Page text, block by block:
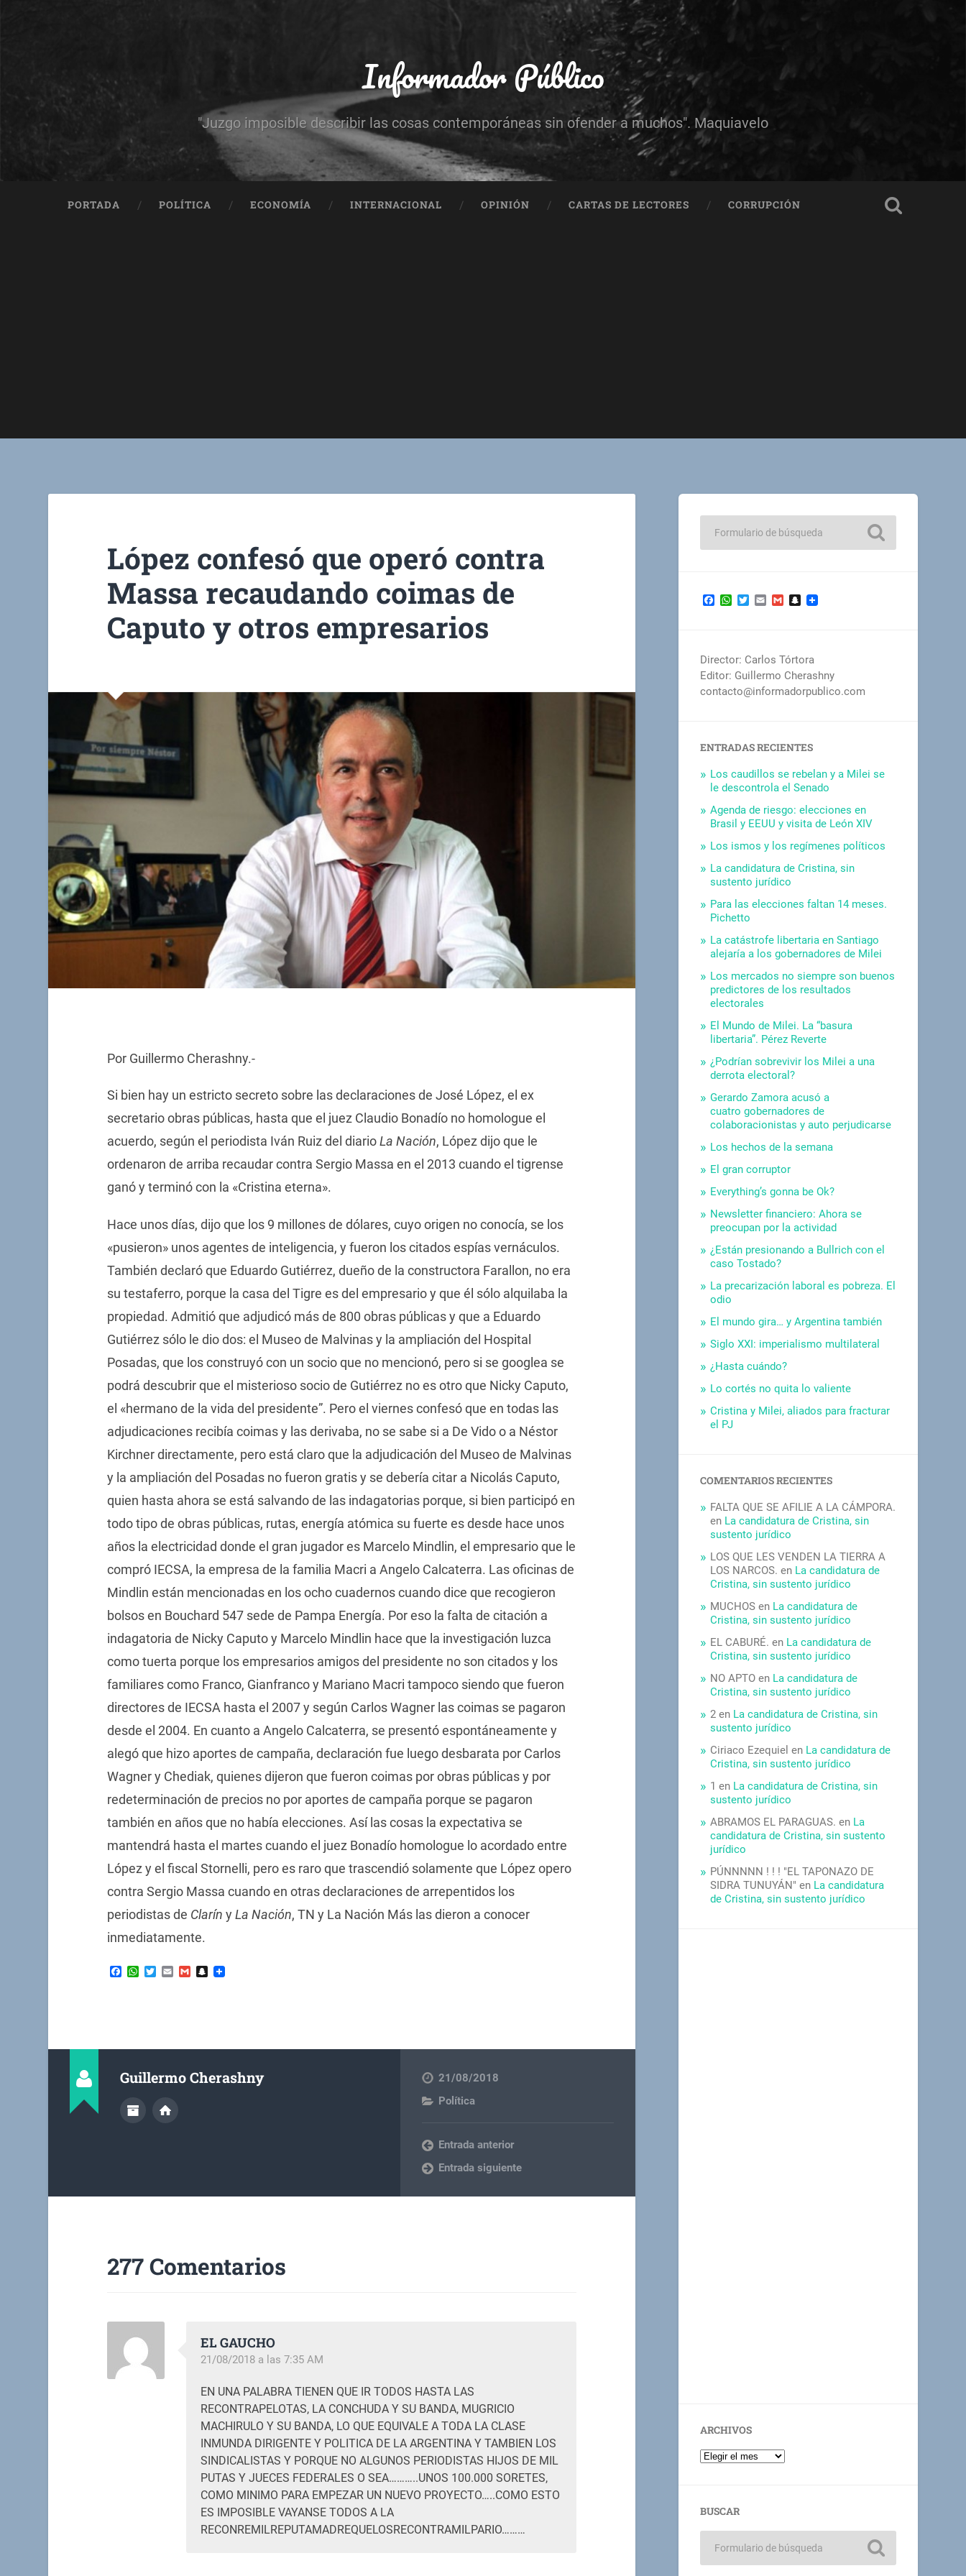
Informador Público
"Juzgo imposible describir las cosas contemporáneas sin ofender a muchos". Maquiavelo
PORTADA POLÍTICA ECONOMÍA INTERNACIONAL OPINIÓN CARTAS DE LECTORES CORRUPCIÓN
López confesó que operó contra
Massa recaudando coimas de
Caputo y otros empresarios
Por Guillermo Cherashny.-
Si bien hay un estricto secreto sobre las declaraciones de José López, el ex
secretario obras públicas, hasta que el juez Claudio Bonadío no homologue el
acuerdo, según el periodista Iván Ruiz del diarioLa Nación, López dijo que le
ordenaron de arriba recaudar contra Sergio Massa en el 2013 cuando el tigrense
ganó y terminó con la «Cristina eterna».
Hace unos días, dijo que los 9 millones de dólares, cuyo origen no conocía, se los
«pusieron» unos agentes de inteligencia, y fueron los citados espías vernáculos.
También declaró que Eduardo Gutiérrez, dueño de la constructora Farallon, no era
su testaferro, porque la casa del Tigre es del empresario y que él sólo alquilaba la
propiedad. Admitió que adjudicó más de 800 obras públicas y que a Eduardo
Gutiérrez sólo le dio dos: el Museo de Malvinas y la ampliación del Hospital
Posadas, que los construyó con un socio que no mencionó, pero si se googlea se
podrá descubrir que el misterioso socio de Gutiérrez no es otro que Nicky Caputo,
el «hermano de la vida del presidente”. Pero el viernes confesó que en todas las
adjudicaciones recibía coimas y las derivaba, no se sabe si a De Vido o a Néstor
Kirchner directamente, pero está claro que la adjudicación del Museo de Malvinas
y la ampliación del Posadas no fueron gratis y se debería citar a Nicolás Caputo,
quien hasta ahora se está salvando de las indagatorias porque, si bien participó en
todo tipo de obras públicas, rutas, energía atómica su fuerte es desde hace unos
años la electricidad donde el gran jugador es Marcelo Mindlin, el empresario que le
compró IECSA, la empresa de la familia Macri a Angelo Calcaterra. Las oficinas de
Mindlin están mencionadas en los ocho cuadernos cuando dice que recogieron
bolsos en Bouchard 547 sede de Pampa Energía. Por eso la falta de citación a
indagatoria de Nicky Caputo y Marcelo Mindlin hace que la investigación luzca
como tuerta porque los empresarios amigos del presidente no son citados y los
familiares como Franco, Gianfranco y Mariano Macri tampoco siendo que fueron
directores de IECSA hasta el 2007 y según Carlos Wagner las coimas se pagaron
desde el 2004. En cuanto a Angelo Calcaterra, se presentó espontáneamente y
alegó que hizo aportes de campaña, declaración fue luego desbarata por Carlos
Wagner y Chediak, quienes dijeron que fueron coimas por obras públicas y por
redeterminación de precios no por aportes de campaña porque se pagaron
también en años que no había elecciones. Así las cosas la expectativa se
mantendrá hasta el martes cuando el juez Bonadío homologue lo acordado entre
López y el fiscal Stornelli, pero es raro que trascendió solamente que López opero
contra Sergio Massa cuando en otras declaraciones de arrepentidos los
periodistas de Clarín yLa Nación, TN y La Nación Más las dieron a conocer
inmediatamente.
Facebook
WhatsApp
Twitter
EmailGmailSnapchat
Guillermo Cherashny
21/08/2018
Política
Entrada anterior
Entrada siguiente
277 Comentarios
EL GAUCHO
21/08/2018 a las 7:35 AM
EN UNA PALABRA TIENEN QUE IR TODOS HASTA LAS
RECONTRAPELOTAS, LA CONCHUDA Y SU BANDA, MUGRICIO
MACHIRULO Y SU BANDA, LO QUE EQUIVALE A TODA LA CLASE
INMUNDA DIRIGENTE Y POLITICA DE LA ARGENTINA Y TAMBIEN LOS
SINDICALISTAS Y PORQUE NO ALGUNOS PERIODISTAS HIJOS DE MIL
PUTAS Y JUECES FEDERALES O SEA………..UNOS 100.000 SORETES,
COMO MINIMO PARA EMPEZAR UN NUEVO PROYECTO…..COMO ESTO
ES IMPOSIBLE VAYANSE TODOS A LA
RECONREMILREPUTAMADREQUELOSRECONTRAMILPARIO………
Facebook
WhatsApp
TwitterEmailGmailSnapchat
Director: Carlos Tórtora
Editor: Guillermo Cherashny
contacto@informadorpublico.com
ENTRADAS RECIENTES
Los caudillos se rebelan y a Milei se
le descontrola el Senado
Agenda de riesgo: elecciones en
Brasil y EEUU y visita de León XIV
Los ismos y los regímenes políticos
La candidatura de Cristina, sin
sustento jurídico
Para las elecciones faltan 14 meses.
Pichetto
La catástrofe libertaria en Santiago
alejaría a los gobernadores de Milei
Los mercados no siempre son buenos
predictores de los resultados
electorales
El Mundo de Milei. La “basura
libertaria”. Pérez Reverte
¿Podrían sobrevivir los Milei a una
derrota electoral?
Gerardo Zamora acusó a
cuatro gobernadores de
colaboracionistas y auto perjudicarse
Los hechos de la semana
El gran corruptor
Everything’s gonna be Ok?
Newsletter financiero: Ahora se
preocupan por la actividad
¿Están presionando a Bullrich con el
caso Tostado?
La precarización laboral es pobreza. El
odio
El mundo gira… y Argentina también
Siglo XXI: imperialismo multilateral
¿Hasta cuándo?
Lo cortés no quita lo valiente
Cristina y Milei, aliados para fracturar
el PJ
COMENTARIOS RECIENTES
FALTA QUE SE AFILIE A LA CÁMPORA.
en La candidatura de Cristina, sin
sustento jurídico
LOS QUE LES VENDEN LA TIERRA A
LOS NARCOS. en La candidatura de
Cristina, sin sustento jurídico
MUCHOS en La candidatura de
Cristina, sin sustento jurídico
EL CABURÉ. en La candidatura de
Cristina, sin sustento jurídico
NO APTO en La candidatura de
Cristina, sin sustento jurídico
2 en La candidatura de Cristina, sin
sustento jurídico
Ciriaco Ezequiel en La candidatura de
Cristina, sin sustento jurídico
1 en La candidatura de Cristina, sin
sustento jurídico
ABRAMOS EL PARAGUAS. en La
candidatura de Cristina, sin sustento
jurídico
PÚNNNNN ! ! ! "EL TAPONAZO DE
SIDRA TUNUYÁN" en La candidatura
de Cristina, sin sustento jurídico
ARCHIVOS
BUSCAR